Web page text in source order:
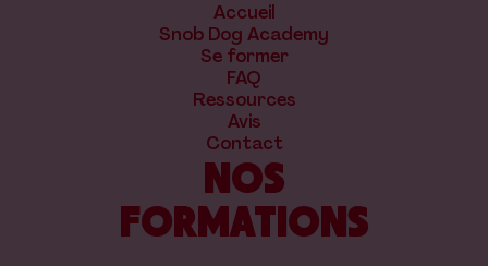
Accueil
Snob Dog Academy
Se former
FAQ
Ressources
Avis
Contact
NOS
FORMATIONS